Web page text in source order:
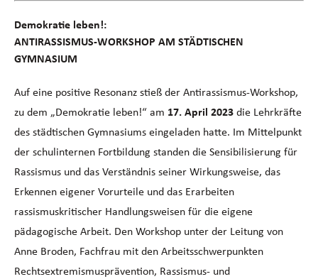
Demokratie leben!:
ANTIRASSISMUS-WORKSHOP AM STÄDTISCHEN
GYMNASIUM
Auf eine positive Resonanz stieß der Antirassismus-Workshop,
zu dem „Demokratie leben!“ am 17. April 2023 die Lehrkräfte
des städtischen Gymnasiums eingeladen hatte. Im Mittelpunkt
der schulinternen Fortbildung standen die Sensibilisierung für
Rassismus und das Verständnis seiner Wirkungsweise, das
Erkennen eigener Vorurteile und das Erarbeiten
rassismuskritischer Handlungsweisen für die eigene
pädagogische Arbeit. Den Workshop unter der Leitung von
Anne Broden, Fachfrau mit den Arbeitsschwerpunkten
Rechtsextremismusprävention, Rassismus- und